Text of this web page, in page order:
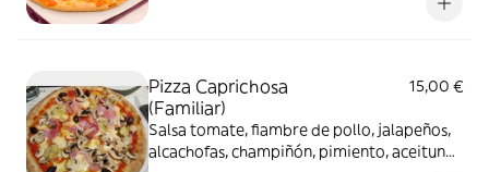
Pizza Caprichosa
(Familiar)
15,00 €
Salsa tomate, fiambre de pollo, jalapeños,
alcachofas, champiñón, pimiento, aceituna